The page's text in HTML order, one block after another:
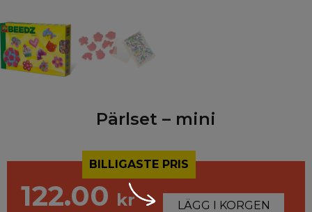
Pärlset – mini
BILLIGASTE PRIS
122.00 kr LÄGG I KORGEN